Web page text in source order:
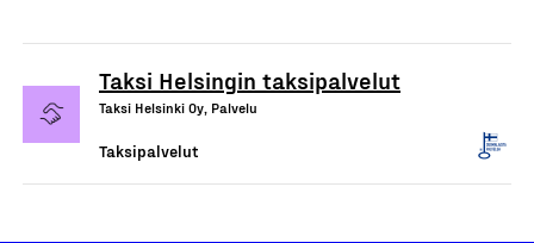
Taksi Helsingin taksipalvelut
Taksi Helsinki Oy, Palvelu
Taksipalvelut